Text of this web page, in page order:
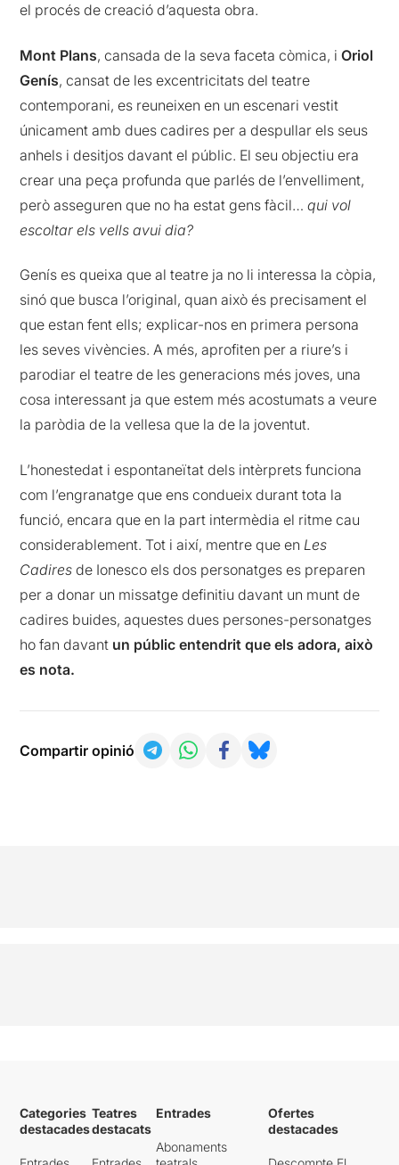
el procés de creació d’aquesta obra.
Mont Plans, cansada de la seva faceta còmica, iOriol
Genís, cansat de les excentricitats del teatre
contemporani, es reuneixen en un escenari vestit
únicament amb dues cadires per a despullar els seus
anhels i desitjos davant el públic. El seu objectiu era
crear una peça profunda que parlés de l’envelliment,
però asseguren que no ha estat gens fàcil…qui vol
escoltar els vells avui dia?
Genís es queixa que al teatre ja no li interessa la còpia,
sinó que busca l’original, quan això és precisament el
que estan fent ells; explicar-nos en primera persona
les seves vivències. A més, aprofiten per a riure’s i
parodiar el teatre de les generacions més joves, una
cosa interessant ja que estem més acostumats a veure
la paròdia de la vellesa que la de la joventut.
L’honestedat i espontaneïtat dels intèrprets funciona
com l’engranatge que ens condueix durant tota la
funció, encara que en la part intermèdia el ritme cau
considerablement. Tot i així, mentre que en Les
Cadires de Ionesco els dos personatges es preparen
per a donar un missatge definitiu davant un munt de
cadires buides, aquestes dues persones-personatges
ho fan davant un públic entendrit que els adora, això
es nota.
Compartir opinió
Categories
destacades
Teatres
destacats
Entrades
Abonaments
Ofertes
destacades